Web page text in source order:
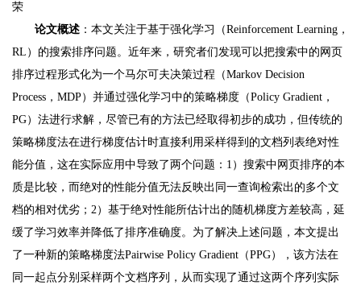
荣
论文概述 ：本文关注于基于强化学习（Reinforcement Learning，
RL）的搜索排序问题。近年来，研究者们发现可以把搜索中的网页
排序过程形式化为一个马尔可夫决策过程（Markov Decision
Process，MDP）并通过强化学习中的策略梯度（Policy Gradient，
PG）法进行求解，尽管已有的方法已经取得初步的成功，但传统的
策略梯度法在进行梯度估计时直接利用采样得到的文档列表绝对性
能分值，这在实际应用中导致了两个问题：1）搜索中网页排序的本
质是比较，而绝对的性能分值无法反映出同一查询检索出的多个文
档的相对优劣；2）基于绝对性能所估计出的随机梯度方差较高，延
缓了学习效率并降低了排序准确度。为了解决上述问题，本文提出
了一种新的策略梯度法Pairwise Policy Gradient（PPG），该方法在
同一起点分别采样两个文档序列，从而实现了通过这两个序列实际